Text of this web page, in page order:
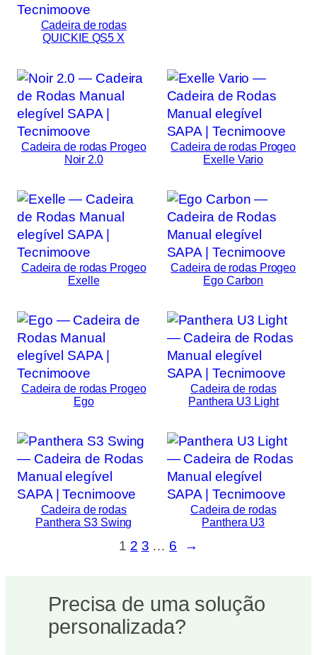
Cadeira de rodas
QUICKIE QS5 X
Cadeira de rodas Progeo
Noir 2.0
Cadeira de rodas Progeo
Exelle Vario
Cadeira de rodas Progeo
Exelle
Cadeira de rodas Progeo
Ego Carbon
Cadeira de rodas Progeo
Ego
Cadeira de rodas
Panthera U3 Light
Cadeira de rodas
Panthera S3 Swing
Cadeira de rodas
Panthera U3
1 2 3 … 6 →
Precisa de uma solução
personalizada?